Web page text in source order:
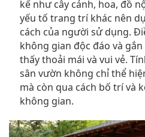
kế như cây cảnh, hoa, đồ
yếu tố trang trí khác nên
cách của người sử dụng.
không gian độc đáo và
thấy thoải mái và vui vẻ.
sân vườn không chỉ thể
mà còn qua cách bố trí và
không gian.